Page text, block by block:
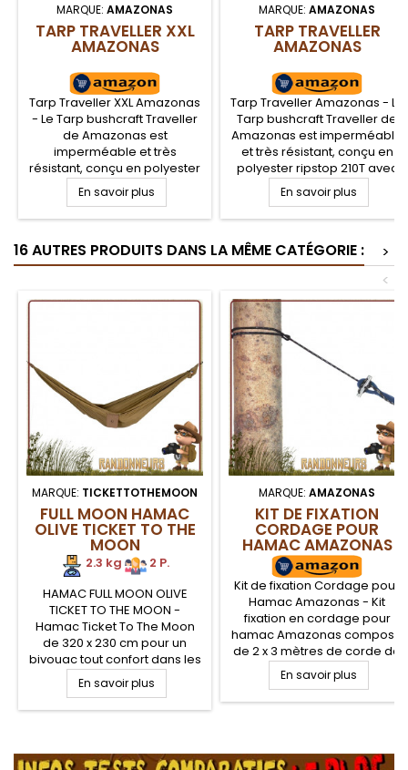
MARQUE: AMAZONAS
TARP TRAVELLER XXL
AMAZONAS
Tarp Traveller XXL Amazonas
- Le Tarp bushcraft Traveller
de Amazonas est
imperméable et très
résistant, conçu en polyester
ripstop 210T avec revêtement
PU. Utile contre le vent, la
pluie et les intempéries, ce
compagnon pour de
nombreuses nuits dans la
supplémentaires pour le
En savoir plus
MARQUE: AMAZONAS
TARP TRAVELLER
AMAZONAS
Tarp Traveller Amazonas - Le
Tarp bushcraft Traveller de
Amazonas est imperméable
et très résistant, conçu en
polyester ripstop 210T avec
revêtement PU. Utile contre le
vent, la pluie et les
intempéries, ce tarp léger
de nombreuses nuits dans la
nature. Le Traveller Tarp
s'accroche et se tend sur les
points de fixation du
En savoir plus
16 AUTRES PRODUITS DANS LA MÊME CATÉGORIE :
>
<
MARQUE: TICKETTOTHEMOON
FULL MOON HAMAC
OLIVE TICKET TO THE
MOON
2.3 kg
2 P.
HAMAC FULL MOON OLIVE
TICKET TO THE MOON -
Hamac Ticket To The Moon
de 320 x 230 cm pour un
bivouac tout confort dans les
grands espaces. Profitez de
grands moments de détente
et un sommeil des plus
une agréable sensation au
En savoir plus
MARQUE: AMAZONAS
KIT DE FIXATION
CORDAGE POUR
HAMAC AMAZONAS
Kit de fixation Cordage pour
Hamac Amazonas - Kit
fixation en cordage pour
hamac Amazonas composé
de 2 x 3 mètres de corde de
5.5 mm de diamètre, déjà
montés avec tringle pour plus
de facilité à fixer un Hamac
En savoir plus